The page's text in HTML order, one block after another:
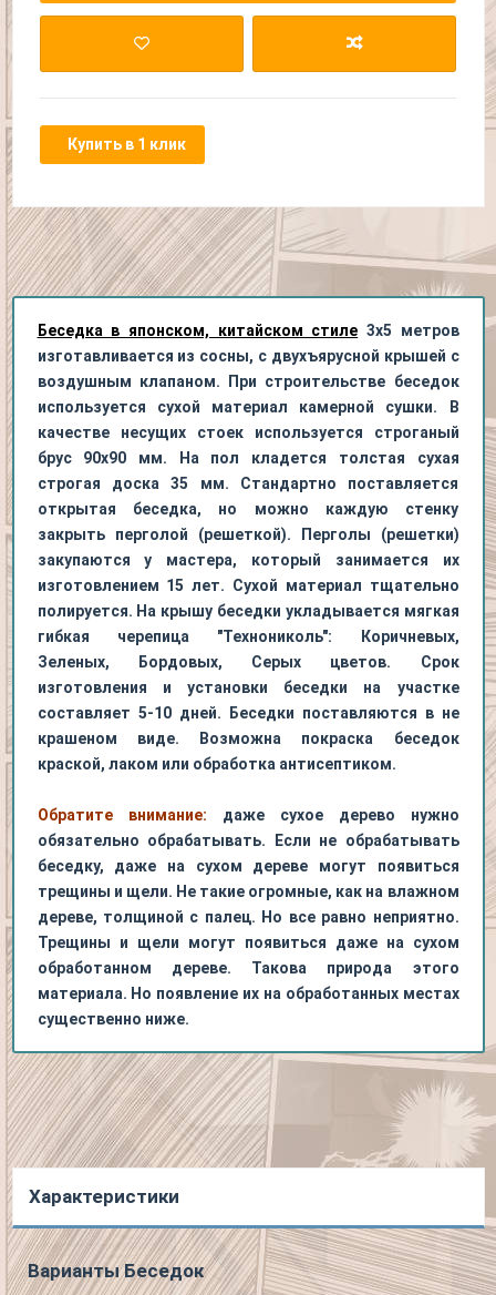
Купить в 1 клик
Беседка в японском, китайском стиле 3х5 метров
изготавливается из сосны, с двухъярусной крышей с
воздушным клапаном. При строительстве беседок
используется сухой материал камерной сушки. В
качестве несущих стоек используется строганый
брус 90х90 мм. На пол кладется толстая сухая
строгая доска 35 мм. Стандартно поставляется
открытая беседка, но можно каждую стенку
закрыть перголой (решеткой). Перголы (решетки)
закупаются у мастера, который занимается их
изготовлением 15 лет. Сухой материал тщательно
полируется. На крышу беседки укладывается мягкая
гибкая черепица "Технониколь": Коричневых,
Зеленых, Бордовых, Серых цветов. Срок
изготовления и установки беседки на участке
составляет 5-10 дней. Беседки поставляются в не
крашеном виде. Возможна покраска беседок
краской, лаком или обработка антисептиком.
Обратите внимание: даже сухое дерево нужно
обязательно обрабатывать. Если не обрабатывать
беседку, даже на сухом дереве могут появиться
трещины и щели. Не такие огромные, как на влажном
дереве, толщиной с палец. Но все равно неприятно.
Трещины и щели могут появиться даже на сухом
обработанном дереве. Такова природа этого
материала. Но появление их на обработанных местах
существенно ниже.
Характеристики
Варианты Беседок